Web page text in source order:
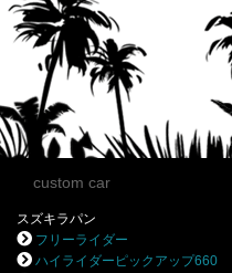
custom car
スズキラパン
フリーライダー
ハイライダーピックアップ660